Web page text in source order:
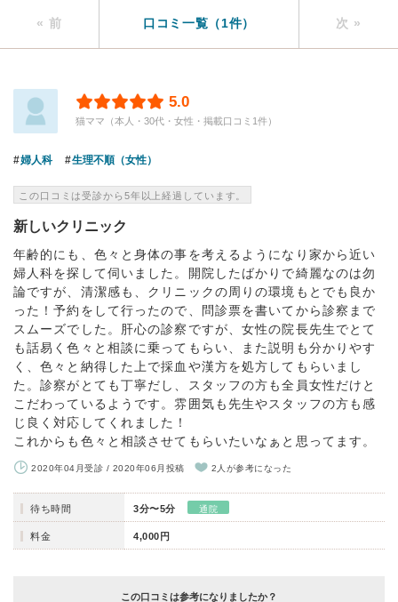
« 前 口コミ一覧（1件） 次 »
5.0
猫ママ（本人・30代・女性・掲載口コミ1件）
婦人科 生理不順（女性）
この口コミは受診から5年以上経過しています。
新しいクリニック
年齢的にも、色々と身体の事を考えるようになり家から近い
婦人科を探して伺いました。開院したばかりで綺麗なのは勿
論ですが、清潔感も、クリニックの周りの環境もとでも良か
った！予約をして行ったので、問診票を書いてから診察まで
スムーズでした。肝心の診察ですが、女性の院長先生でとて
も話易く色々と相談に乗ってもらい、また説明も分かりやす
く、色々と納得した上で採血や漢方を処方してもらいまし
た。診察がとても丁寧だし、スタッフの方も全員女性だけと
こだわっているようです。雰囲気も先生やスタッフの方も感
じ良く対応してくれました！
これからも色々と相談させてもらいたいなぁと思ってます。
2020年04月受診 / 2020年06月投稿 2人が参考になった
待ち時間 3分〜5分 通院
料金 4,000円
この口コミは参考になりましたか？